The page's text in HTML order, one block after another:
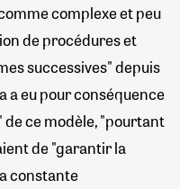
complexe et peu
de procédures et
successives" depuis
a eu pour conséquence
ce modèle, "pourtant
de "garantir la
constante